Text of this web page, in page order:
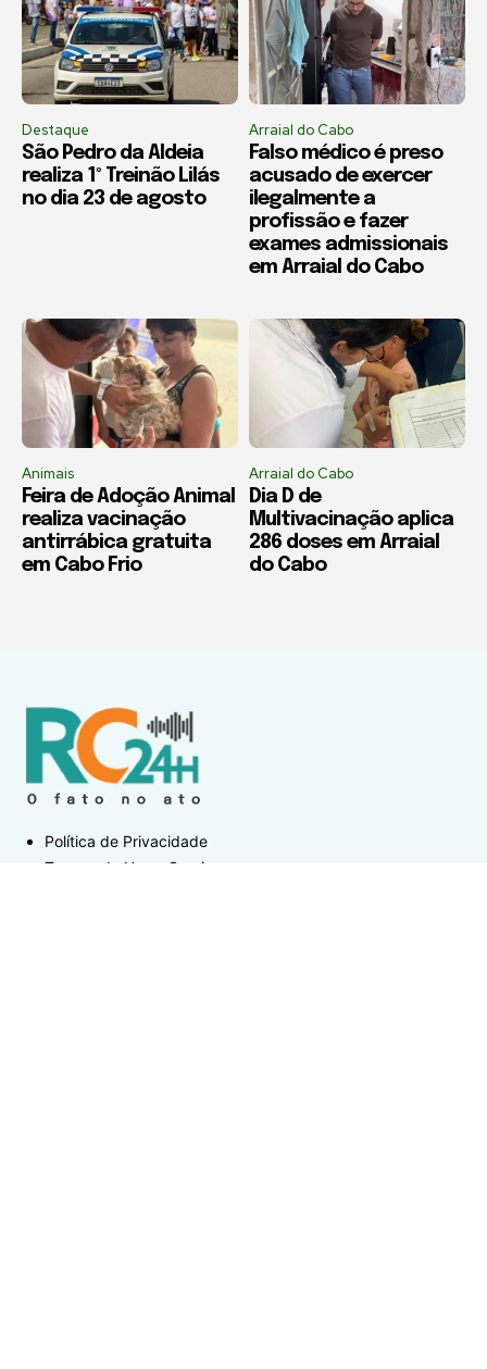
Destaque
São Pedro da Aldeia
realiza 1º Treinão Lilás
no dia 23 de agosto
Arraial do Cabo
Falso médico é preso
acusado de exercer
ilegalmente a
profissão e fazer
exames admissionais
em Arraial do Cabo
Animais
Feira de Adoção Animal
realiza vacinação
antirrábica gratuita
em Cabo Frio
Arraial do Cabo
Dia D de
Multivacinação aplica
286 doses em Arraial
do Cabo
Política de Privacidade
Termos de Uso e Serviços